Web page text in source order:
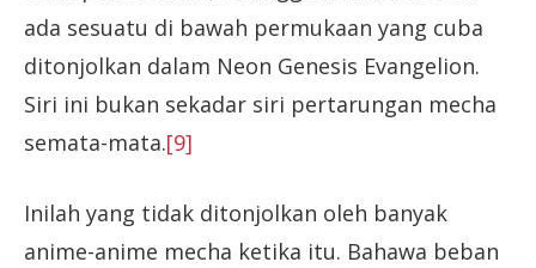
ada sesuatu di bawah permukaan yang cuba
ditonjolkan dalam Neon Genesis Evangelion.
Siri ini bukan sekadar siri pertarungan mecha
semata-mata.[9]
Inilah yang tidak ditonjolkan oleh banyak
anime-anime mecha ketika itu. Bahawa beban